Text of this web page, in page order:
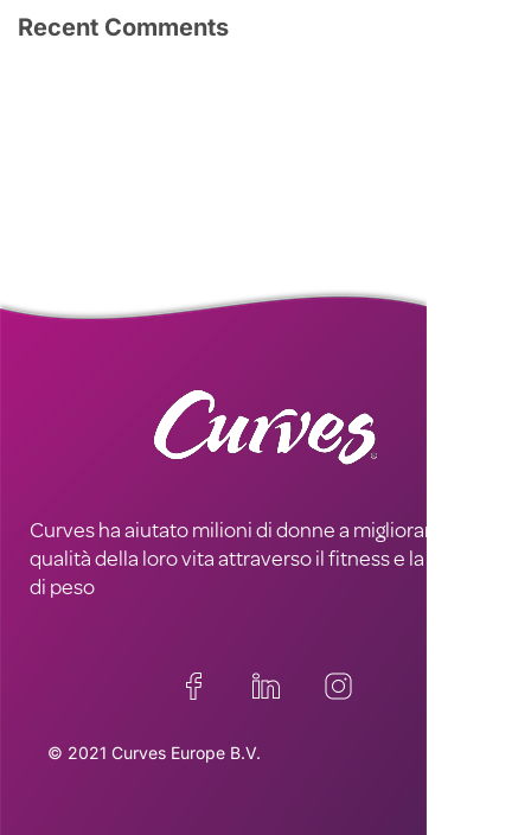
Recent Comments
Curves ha aiutato milioni di donne a migliorare la
qualità della loro vita attraverso il fitness e la perdita
di peso
© 2021 Curves Europe B.V.